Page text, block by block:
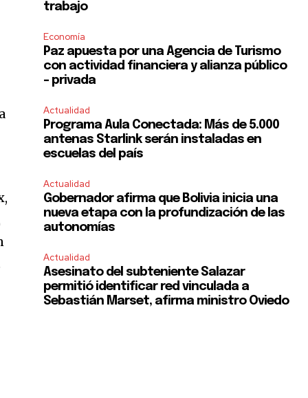
trabajo
Economía
Paz apuesta por una Agencia de Turismo
con actividad financiera y alianza público
– privada
Actualidad
Programa Aula Conectada: Más de 5.000
antenas Starlink serán instaladas en
escuelas del país
Actualidad
Gobernador afirma que Bolivia inicia una
nueva etapa con la profundización de las
autonomías
Actualidad
Asesinato del subteniente Salazar
permitió identificar red vinculada a
Sebastián Marset, afirma ministro Oviedo